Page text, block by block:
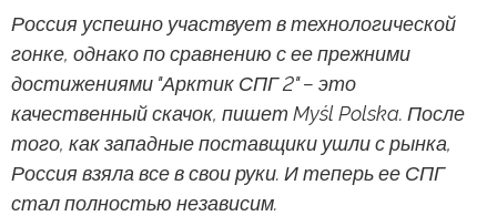
Россия успешно участвует в технологической
гонке, однако по сравнению с ее прежними
достижениями "Арктик СПГ 2" – это
качественный скачок, пишет Myśl Polska. После
того, как западные поставщики ушли с рынка,
Россия взяла все в свои руки. И теперь ее СПГ
стал полностью независим.